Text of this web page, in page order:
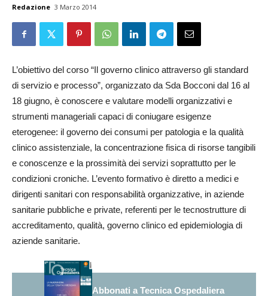
Redazione 3 Marzo 2014
L’obiettivo del corso “Il governo clinico attraverso gli standard
di servizio e processo”, organizzato da Sda Bocconi dal 16 al
18 giugno, è conoscere e valutare modelli organizzativi e
strumenti manageriali capaci di coniugare esigenze
eterogenee: il governo dei consumi per patologia e la qualità
clinico assistenziale, la concentrazione fisica di risorse tangibili
e conoscenze e la prossimità dei servizi soprattutto per le
condizioni croniche. L’evento formativo è diretto a medici e
dirigenti sanitari con responsabilità organizzative, in aziende
sanitarie pubbliche e private, referenti per le tecnostrutture di
accreditamento, qualità, governo clinico ed epidemiologia di
aziende sanitarie.
Abbonati a Tecnica Ospedaliera